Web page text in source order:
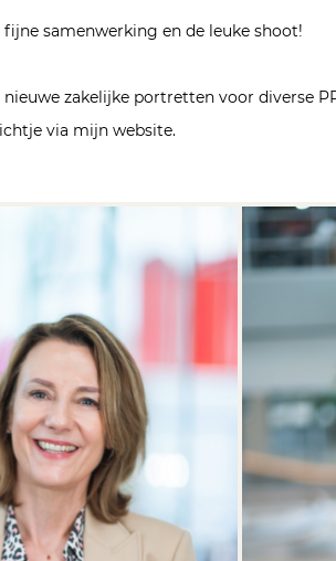
samenwerking en de leuke shoot!
nieuwe zakelijke portretten voor diverse
via mijn website.